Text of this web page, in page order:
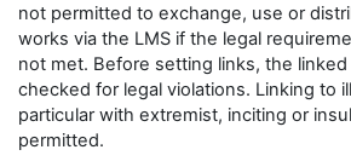
not permitted to exchange, use or
works via the LMS if the legal
not met. Before setting links, the
checked for legal violations. Linking to
particular with extremist, inciting or
permitted.